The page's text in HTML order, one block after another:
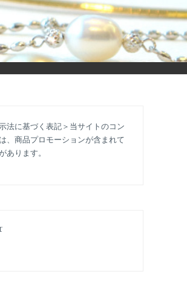
おしゃれを応援します。
法に基づく表記＞当サイトのコン
、商品プロモーションが含まれて
あります。